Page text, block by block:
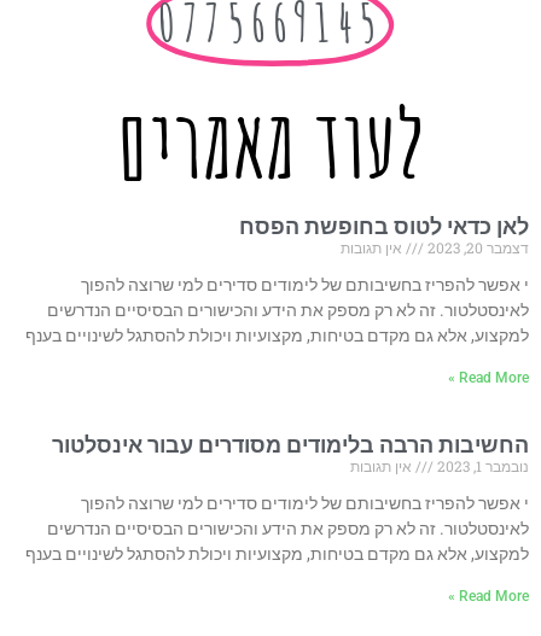
0775669145
לעוד מאמרים
לאן כדאי לטוס בחופשת הפסח
דצמבר 20, 2023
אין תגובות
י אפשר להפריז בחשיבותם של לימודים סדירים למי שרוצה להפוך
לאינסטלטור. זה לא רק מספק את הידע והכישורים הבסיסיים הנדרשים
למקצוע, אלא גם מקדם בטיחות, מקצועיות ויכולת להסתגל לשינויים בענף
Read More »
החשיבות הרבה בלימודים מסודרים עבור אינסלטור
נובמבר 1, 2023
אין תגובות
י אפשר להפריז בחשיבותם של לימודים סדירים למי שרוצה להפוך
לאינסטלטור. זה לא רק מספק את הידע והכישורים הבסיסיים הנדרשים
למקצוע, אלא גם מקדם בטיחות, מקצועיות ויכולת להסתגל לשינויים בענף
Read More »